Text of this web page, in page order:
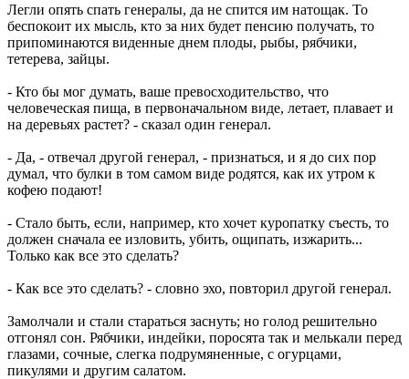
Легли опять спать генералы, да не спится им натощак. То
беспокоит их мысль, кто за них будет пенсию получать, то
припоминаются виденные днем плоды, рыбы, рябчики,
тетерева, зайцы.
- Кто бы мог думать, ваше превосходительство, что
человеческая пища, в первоначальном виде, летает, плавает и
на деревьях растет? - сказал один генерал.
- Да, - отвечал другой генерал, - признаться, и я до сих пор
думал, что булки в том самом виде родятся, как их утром к
кофею подают!
- Стало быть, если, например, кто хочет куропатку съесть, то
должен сначала ее изловить, убить, ощипать, изжарить...
Только как все это сделать?
- Как все это сделать? - словно эхо, повторил другой генерал.
Замолчали и стали стараться заснуть; но голод решительно
отгонял сон. Рябчики, индейки, поросята так и мелькали перед
глазами, сочные, слегка подрумяненные, с огурцами,
пикулями и другим салатом.